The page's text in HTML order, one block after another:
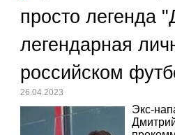
просто легенда
легендарная
российском
26.04.2023
Экс-